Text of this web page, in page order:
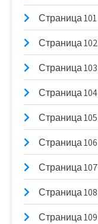
Страница 101
Страница 102
Страница 103
Страница 104
Страница 105
Страница 106
Страница 107
Страница 108
Страница 109